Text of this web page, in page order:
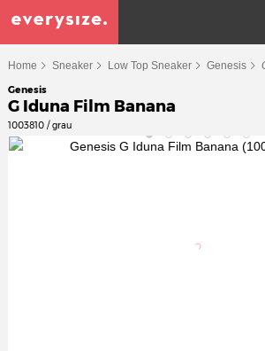
Home Sneaker Low Top Sneaker Genesis
Genesis
G Iduna Film Banana
1003810 / grau